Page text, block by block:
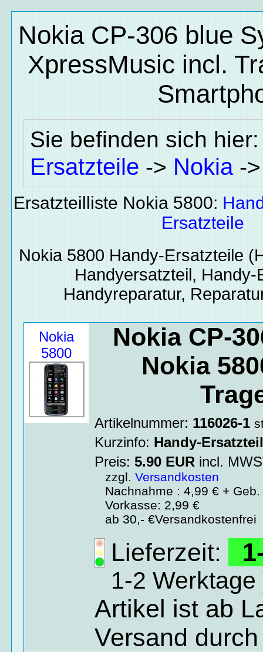
Nokia CP-306 blue
XpressMusic incl.
Sie befinden sich
Ersatzteile -> Nokia-
Ersatzteilliste Nokia 5800:
Ersatzteile
Nokia 5800 Handy-Ersatzteile
Handyersatzteil, Handy-
Handyreparatur,
Nokia
5800
Nokia CP-
Nokia
Artikelnummer: 116026-1
Kurzinfo: Handy-
Preis:5.90 EUR incl.
zzgl.Versandkosten
Nachnahme : 4,99 € + Geb.
Vorkasse: 2,99 €
ab 30,- €Versandkostenfrei
Lieferzeit:
1-2 Werktage
Artikel ist ab
Versand